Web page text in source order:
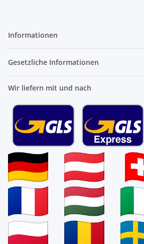
Informationen
Gesetzliche Informationen
Wir liefern mit und nach